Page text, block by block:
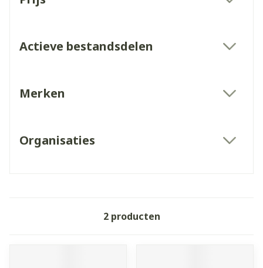
Actieve bestandsdelen
Merken
Organisaties
2producten